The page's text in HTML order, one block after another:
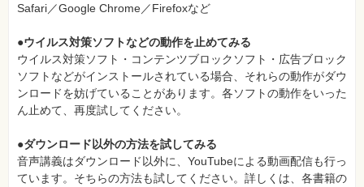
Safari／Google Chrome／Firefoxなど
●ウイルス対策ソフトなどの動作を止めてみる
ウイルス対策ソフト・コンテンツブロックソフト・広告ブロック
ソフトなどがインストールされている場合、それらの動作がダウ
ンロードを妨げていることがあります。各ソフトの動作をいった
ん止めて、再度試してください。
●ダウンロード以外の方法を試してみる
音声講義はダウンロード以外に、YouTubeによる動画配信も行っ
ています。そちらの方法も試してください。詳しくは、各書籍の